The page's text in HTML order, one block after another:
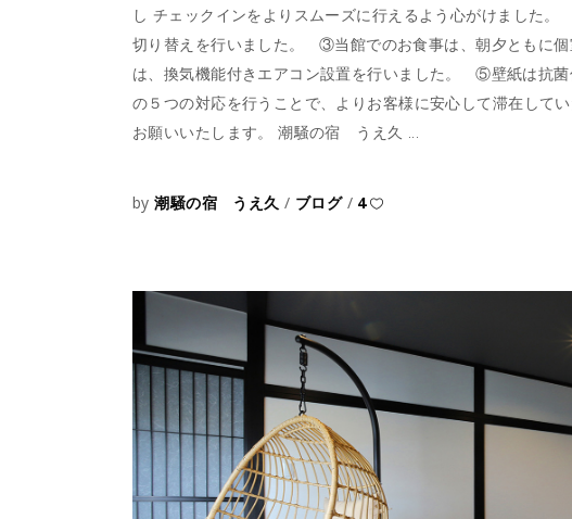
し チェックインをよりスムーズに行えるよう心がけました
切り替えを行いました。 ③当館でのお食事は、朝夕ともに
は、換気機能付きエアコン設置を行いました。 ⑤壁紙は抗
の５つの対応を行うことで、よりお客様に安心して滞在して
お願いいたします。 潮騒の宿 うえ久
by潮騒の宿 うえ久 ブログ 4